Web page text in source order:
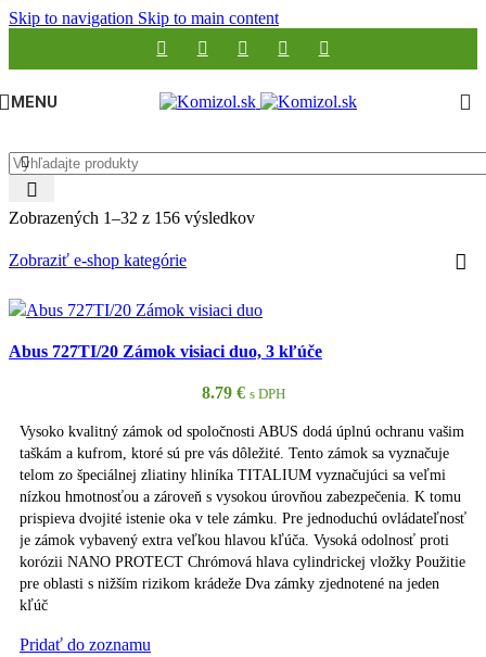
Skip to navigation Skip to main content
MENU
Zobrazených 1–32 z 156 výsledkov
Zobraziť e-shop kategórie
Abus 727TI/20 Zámok visiaci duo, 3 kľúče
8.79 € s DPH
Vysoko kvalitný zámok od spoločnosti ABUS dodá úplnú ochranu vašim
taškám a kufrom, ktoré sú pre vás dôležité. Tento zámok sa vyznačuje
telom zo špeciálnej zliatiny hliníka TITALIUM vyznačujúci sa veľmi
nízkou hmotnosťou a zároveň s vysokou úrovňou zabezpečenia. K tomu
prispieva dvojité istenie oka v tele zámku. Pre jednoduchú ovládateľnosť
je zámok vybavený extra veľkou hlavou kľúča. Vysoká odolnosť proti
korózii NANO PROTECT Chrómová hlava cylindrickej vložky Použitie
pre oblasti s nižším rizikom krádeže Dva zámky zjednotené na jeden
kľúč
Pridať do zoznamu